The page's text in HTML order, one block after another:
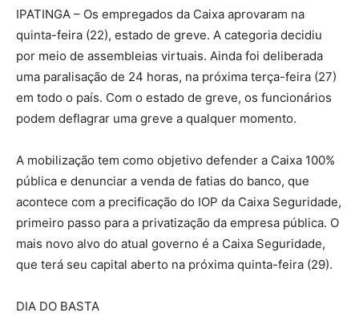
IPATINGA – Os empregados da Caixa aprovaram na
quinta-feira (22), estado de greve. A categoria decidiu
por meio de assembleias virtuais. Ainda foi deliberada
uma paralisação de 24 horas, na próxima terça-feira (27)
em todo o país. Com o estado de greve, os funcionários
podem deflagrar uma greve a qualquer momento.
A mobilização tem como objetivo defender a Caixa 100%
pública e denunciar a venda de fatias do banco, que
acontece com a precificação do IOP da Caixa Seguridade,
primeiro passo para a privatização da empresa pública. O
mais novo alvo do atual governo é a Caixa Seguridade,
que terá seu capital aberto na próxima quinta-feira (29).
DIA DO BASTA